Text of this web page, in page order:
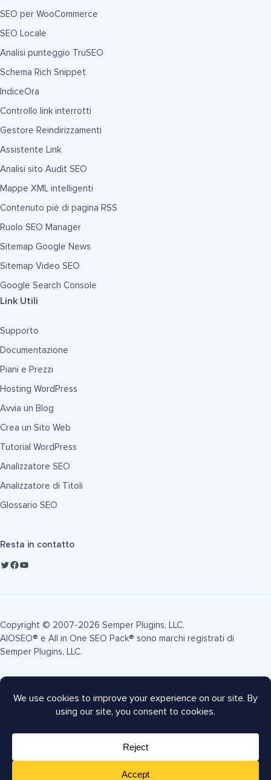
SEO per WooCommerce
SEO Locale
Analisi punteggio TruSEO
Schema Rich Snippet
IndiceOra
Controllo link interrotti
Gestore Reindirizzamenti
Assistente Link
Analisi sito Audit SEO
Mappe XML intelligenti
Contenuto piè di pagina RSS
Ruolo SEO Manager
Sitemap Google News
Sitemap Video SEO
Google Search Console
Link Utili
Supporto
Documentazione
Piani e Prezzi
Hosting WordPress
Avvia un Blog
Crea un Sito Web
Tutorial WordPress
Analizzatore SEO
Analizzatore di Titoli
Glossario SEO
Resta in contatto
Copyright © 2007-2026 Semper Plugins, LLC.
AIOSEO® e All in One SEO Pack® sono marchi registrati di
Semper Plugins, LLC.
Termini di Servizio
Mappa del sito
Coupon AIOSEO